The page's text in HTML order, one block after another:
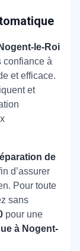
le-Roi
confiance à
et efficace.
et
de
d’assurer
Pour toute
sans
pour une
à Nogent-